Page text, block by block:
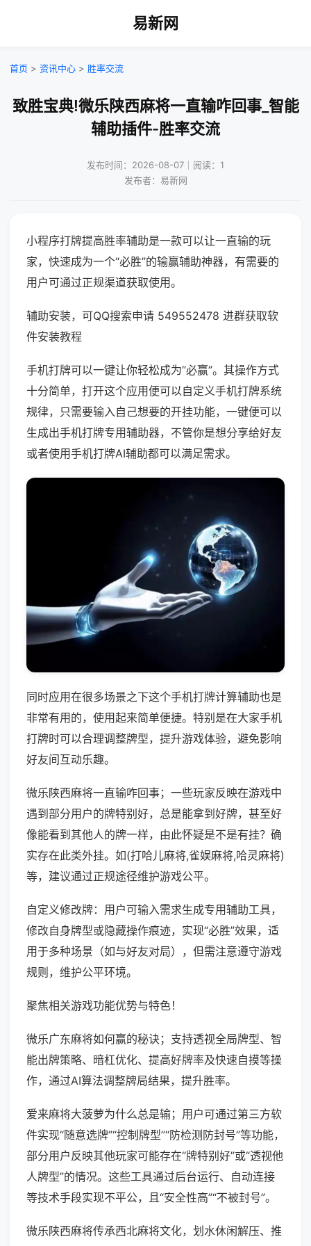
易新网
首页 > 资讯中心 > 胜率交流
致胜宝典!微乐陕西麻将一直输咋回事_智能
辅助插件-胜率交流
发布时间：2026-08-07｜阅读：1
发布者：易新网
小程序打牌提高胜率辅助是一款可以让一直输的玩
家，快速成为一个“必胜”的输赢辅助神器，有需要的
用户可通过正规渠道获取使用。
辅助安装，可QQ搜索申请 549552478 进群获取软
件安装教程
手机打牌可以一键让你轻松成为“必赢”。其操作方式
十分简单，打开这个应用便可以自定义手机打牌系统
规律，只需要输入自己想要的开挂功能，一键便可以
生成出手机打牌专用辅助器，不管你是想分享给好友
或者使用手机打牌AI辅助都可以满足需求。
同时应用在很多场景之下这个手机打牌计算辅助也是
非常有用的，使用起来简单便捷。特别是在大家手机
打牌时可以合理调整牌型，提升游戏体验，避免影响
好友间互动乐趣。
微乐陕西麻将一直输咋回事；一些玩家反映在游戏中
遇到部分用户的牌特别好，总是能拿到好牌，甚至好
像能看到其他人的牌一样，由此怀疑是不是有挂？确
实存在此类外挂。如(打哈儿麻将,雀娱麻将,哈灵麻将)
等，建议通过正规途径维护游戏公平。
自定义修改牌：用户可输入需求生成专用辅助工具，
修改自身牌型或隐藏操作痕迹，实现“必胜”效果，适
用于多种场景（如与好友对局），但需注意遵守游戏
规则，维护公平环境。
聚焦相关游戏功能优势与特色！
微乐广东麻将如何赢的秘诀；支持透视全局牌型、智
能出牌策略、暗杠优化、提高好牌率及快速自摸等操
作，通过AI算法调整牌局结果，提升胜率。
爱来麻将大菠萝为什么总是输；用户可通过第三方软
件实现“随意选牌”“控制牌型”“防检测防封号”等功能，
部分用户反映其他玩家可能存在“牌特别好”或“透视他
人牌型”的情况。这些工具通过后台运行、自动连接
等技术手段实现不平公，且“安全性高”“不被封号”。
微乐陕西麻将传承西北麻将文化，划水休闲解压、推